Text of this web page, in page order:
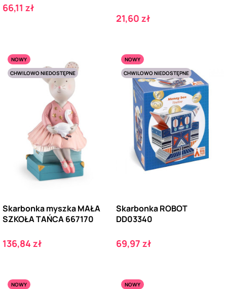
Cena
66,11 zł
Cena
21,60 zł
NOWY
CHWILOWO NIEDOSTĘPNE
Skarbonka myszka MAŁA
SZKOŁA TAŃCA 667170
Cena
136,84 zł
NOWY
CHWILOWO NIEDOSTĘPNE
Skarbonka ROBOT
DD03340
Cena
69,97 zł
NOWY
NOWY